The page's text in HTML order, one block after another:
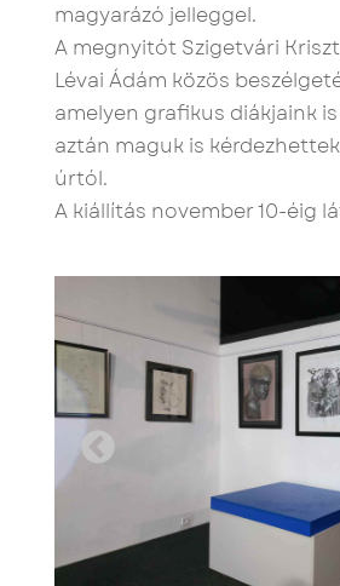
magyarázó jelleggel.
A megnyitót Szigetvári
Lévai Ádám közös
amelyen grafikus diákjaink
aztán maguk is
úrtól.
A kiállítás november 10-éig